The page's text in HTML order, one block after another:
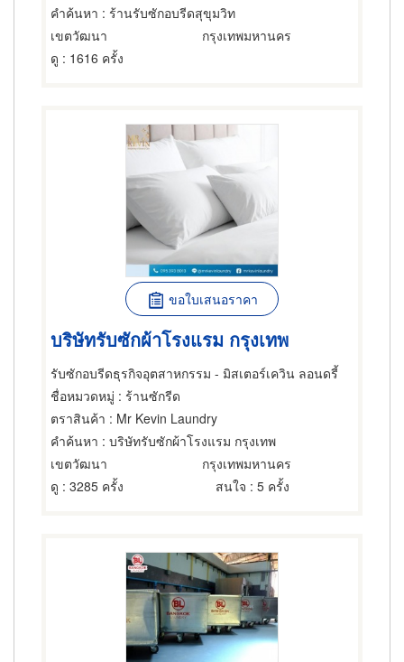
คำค้นหา : ร้านรับซักอบรีดสุขุมวิท
เขตวัฒนา
กรุงเทพมหานคร
ดู : 1616 ครั้ง
ขอใบเสนอราคา
บริษัทรับซักผ้าโรงแรม กรุงเทพ
รับซักอบรีดธุรกิจอุตสาหกรรม - มิสเตอร์เควิน ลอนดรี้
ชื่อหมวดหมู่ : ร้านซักรีด
ตราสินค้า : Mr Kevin Laundry
คำค้นหา : บริษัทรับซักผ้าโรงแรม กรุงเทพ
เขตวัฒนา
กรุงเทพมหานคร
ดู : 3285 ครั้ง สนใจ : 5 ครั้ง